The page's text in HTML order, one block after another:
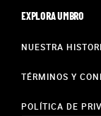
EXPLORA UMBRO
NUESTRA
TÉRMINOS Y
POLÍTICA DE